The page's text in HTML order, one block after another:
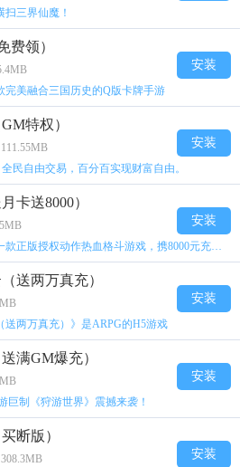
扫三界仙魔！
费领）
完美融合三国历史的Q版卡牌手游
安装
特权）
111.55MB
民自由交易，百分百实现财富自由。
安装
卡送8000）
《代号斩》是一款正版授权动作热血格斗游戏，携8000元充值壕礼福利来袭！
安装
送两万真充）
送两万真充）》是ARPG的H5游戏
安装
满GM爆充）
巨制《狩游世界》震撼来袭！
安装
断版）
308.3MB 安装